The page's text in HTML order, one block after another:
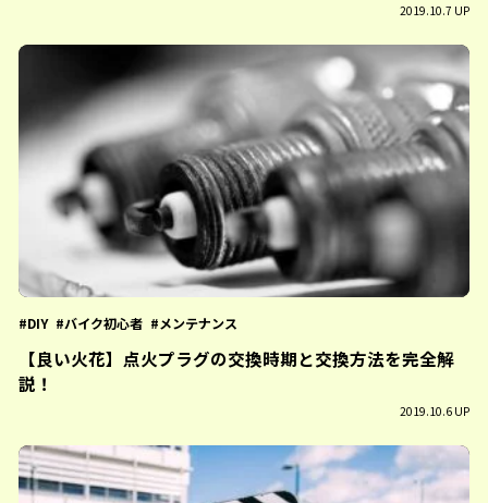
2019.10.7 UP
DIY バイク初心者 メンテナンス
【良い火花】点火プラグの交換時期と交換方法を完全解
説！
2019.10.6 UP